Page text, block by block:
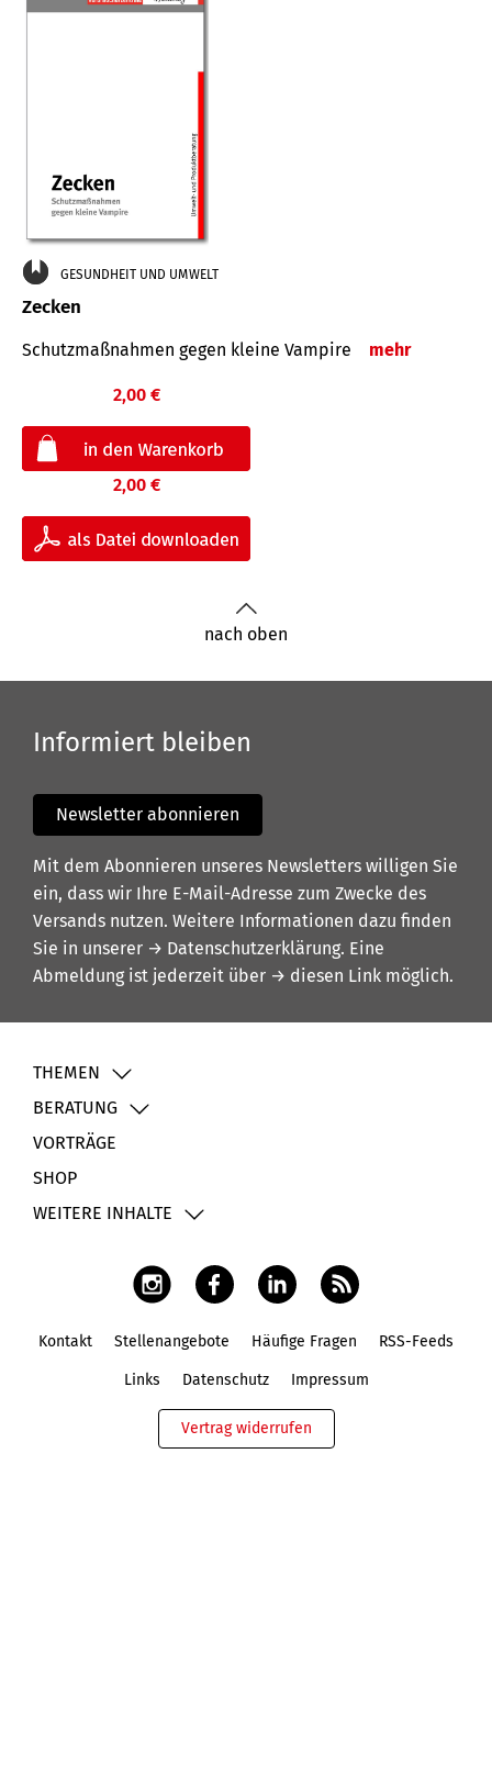
GESUNDHEIT UND UMWELT
Zecken
Schutz­maß­nahmen gegen kleine Vampire mehr
2,00 €
2,00 €
nach oben
Informiert bleiben
Newsletter abonnieren
Mit dem Abonnieren unseres Newsletters willigen Sie
ein, dass wir Ihre E-Mail-Adresse zum Zwecke des
Versands nutzen. Weitere Informationen dazu finden
Sie in unserer → Datenschutzerklärung. Eine
Abmeldung ist jederzeit über → diesen Link möglich.
THEMEN
BERATUNG
VORTRÄGE
SHOP
WEITERE INHALTE
Kontakt Stellenangebote Häufige Fragen RSS-Feeds
Links Datenschutz Impressum
Vertrag widerrufen